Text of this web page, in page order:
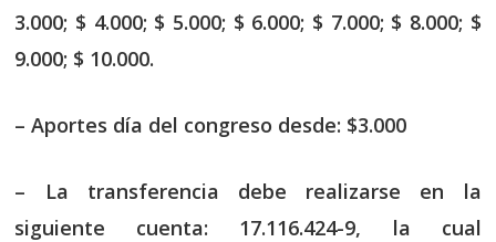
3.000; $ 4.000; $ 5.000; $ 6.000; $ 7.000; $ 8.000; $
9.000; $ 10.000.
– Aportes día del congreso desde: $3.000
– La transferencia debe realizarse en la
siguiente cuenta: 17.116.424-9, la cual